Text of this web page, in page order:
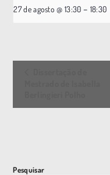
27 de agosto @ 13:30 – 18:30
N
Pesquisar